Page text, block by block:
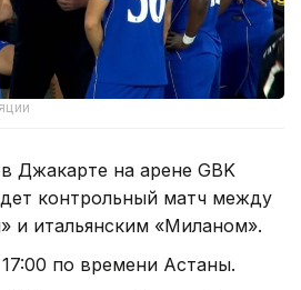
Джакарте на арене GBK
контрольный матч между
и итальянским «Миланом».
по времени Астаны.